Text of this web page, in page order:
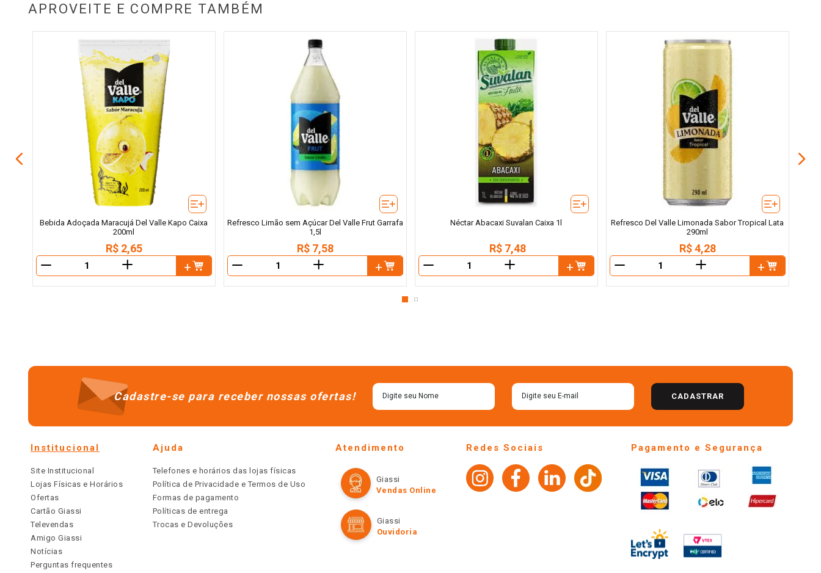
APROVEITE E COMPRE TAMBÉM
Bebida Adoçada Maracujá Del Valle Kapo Caixa
200ml
R$ 2,65
＋
Refresco Limão sem Açúcar Del Valle Frut Garrafa
1,5l
R$ 7,58
＋
Néctar Abacaxi Suvalan Caixa 1l
R$ 7,48
＋
Refresco Del Valle Limonada Sabor Tropical Lata
290ml
R$ 4,28
＋
Cadastre-se para receber nossas ofertas! CADASTRAR
Institucional
Site Institucional
Lojas Físicas e Horários
Ofertas
Cartão Giassi
Televendas
Amigo Giassi
Notícias
Perguntas frequentes
Ajuda
Telefones e horários das lojas físicas
Política de Privacidade e Termos de Uso
Formas de pagamento
Políticas de entrega
Trocas e Devoluções
Atendimento
Giassi
Vendas Online
Giassi
Ouvidoria
Redes Sociais Pagamento e Segurança